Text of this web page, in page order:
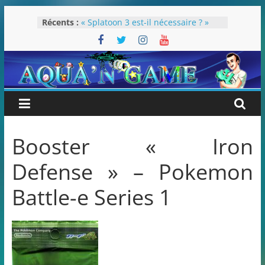
Récents : « Splatoon 3 est-il nécessaire ? »
« Dans les coulisses des JV Harry
Potter »
Pokémon Écarlate : ceci est une
révolution (ou pas) !
Attentes 2023
Rétrospective 2022
Booster « Iron
Defense » – Pokemon
Battle-e Series 1